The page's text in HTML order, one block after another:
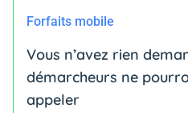
Forfaits mobile
Vous n’avez rien
démarcheurs ne
appeler